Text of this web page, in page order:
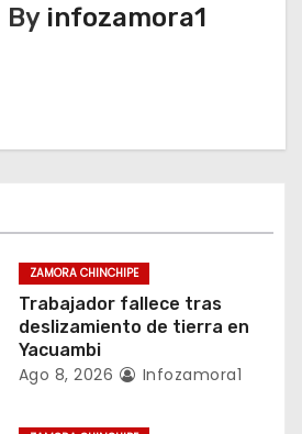
By infozamora1
ZAMORA CHINCHIPE
Trabajador fallece tras
deslizamiento de tierra en
Yacuambi
Ago 8, 2026 Infozamora1